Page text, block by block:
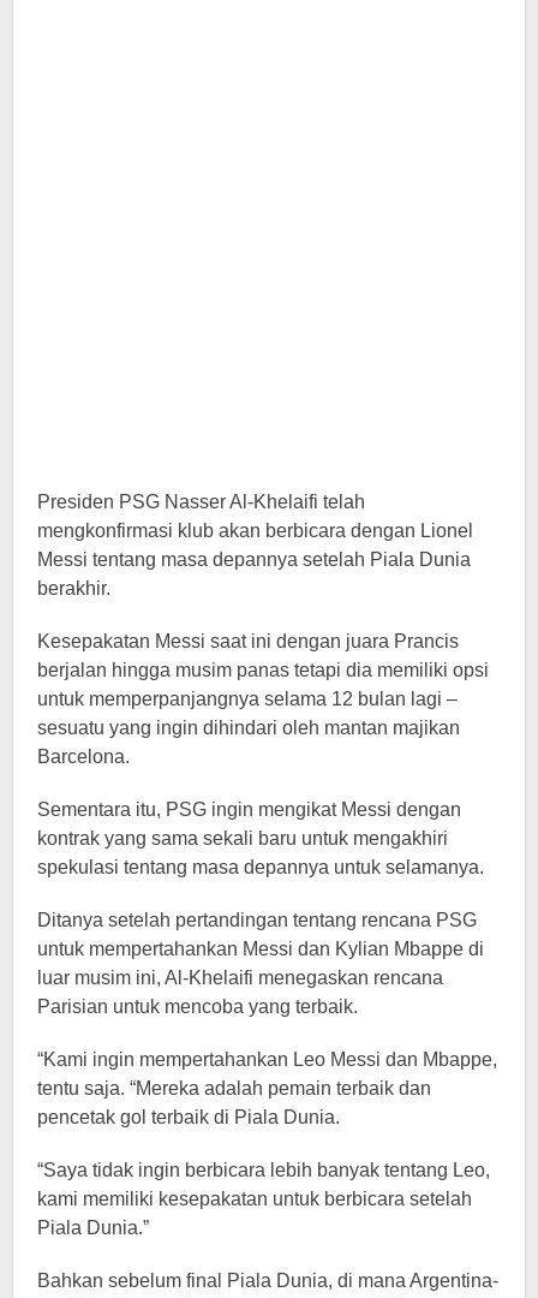
Presiden PSG Nasser Al-Khelaifi telah
mengkonfirmasi klub akan berbicara dengan Lionel
Messi tentang masa depannya setelah Piala Dunia
berakhir.
Kesepakatan Messi saat ini dengan juara Prancis
berjalan hingga musim panas tetapi dia memiliki opsi
untuk memperpanjangnya selama 12 bulan lagi –
sesuatu yang ingin dihindari oleh mantan majikan
Barcelona.
Sementara itu, PSG ingin mengikat Messi dengan
kontrak yang sama sekali baru untuk mengakhiri
spekulasi tentang masa depannya untuk selamanya.
Ditanya setelah pertandingan tentang rencana PSG
untuk mempertahankan Messi dan Kylian Mbappe di
luar musim ini, Al-Khelaifi menegaskan rencana
Parisian untuk mencoba yang terbaik.
“Kami ingin mempertahankan Leo Messi dan Mbappe,
tentu saja. “Mereka adalah pemain terbaik dan
pencetak gol terbaik di Piala Dunia.
“Saya tidak ingin berbicara lebih banyak tentang Leo,
kami memiliki kesepakatan untuk berbicara setelah
Piala Dunia.”
Bahkan sebelum final Piala Dunia, di mana Argentina-